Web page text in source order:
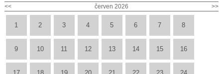
<<
>>
červen 2026
1 2 3 4 5 6 7 8
9 10 11 12 13 14 15 16